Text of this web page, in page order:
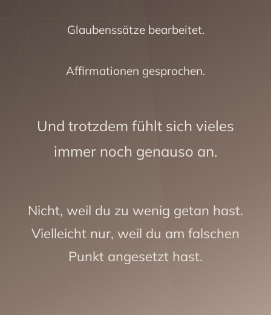
Glaubenssätze bearbeitet.
Affirmationen gesprochen.
Und trotzdem fühlt sich vieles
immer noch genauso an.
Nicht, weil du zu wenig getan hast.
Vielleicht nur, weil du am falschen
Punkt angesetzt hast.